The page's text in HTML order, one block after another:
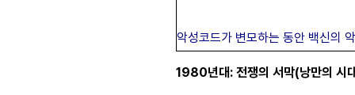
악성코드가 변모하는 동안 백신의
1980년대: 전쟁의 서막(낭만의 시